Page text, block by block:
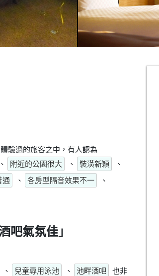
驗過的旅客之中，有人認為
、 附近的公園很大 、 裝潢新穎
、
通 、 各房型隔音效果不一
、
吧氣氛佳」
、 兒童專用泳池 、 池畔酒吧
也非